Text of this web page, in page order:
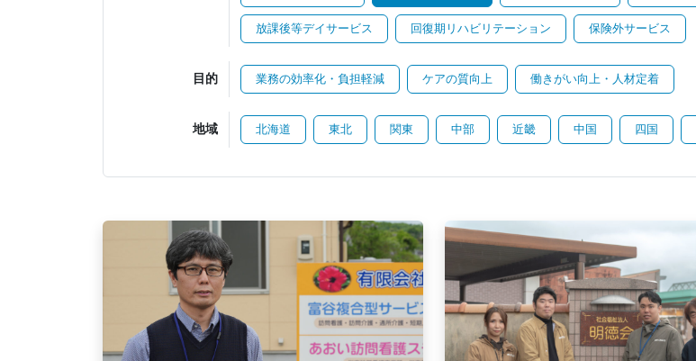
放課後等デイサービス 回復期リハビリテーション 保険外サービス
目的 業務の効率化・負担軽減 ケアの質向上 働きがい向上・人材定着
地域 北海道 東北 関東 中部 近畿 中国 四国